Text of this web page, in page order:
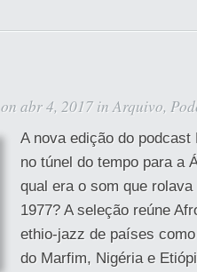
on abr 4, 2017 inArquivo,
A nova edição do
no túnel do tempo para a
qual era o som que
1977? A seleção reúne
ethio-jazz de países
do Marfim, Nigéria e